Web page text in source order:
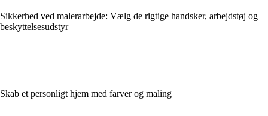
Sikkerhed ved malerarbejde: Vælg de rigtige handsker, arbejdstøj og
beskyttelsesudstyr
Skab et personligt hjem med farver og maling